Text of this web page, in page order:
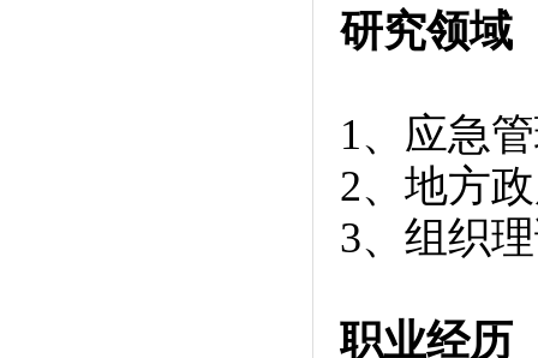
研究领域
1、应急
2、地方
3、组织
职业经历